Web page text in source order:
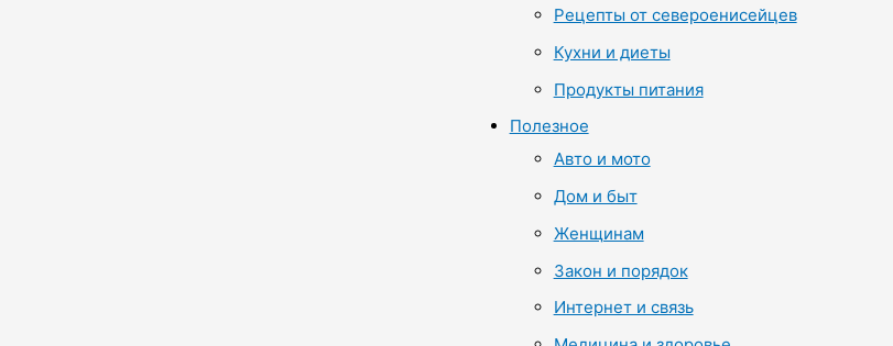
Рецепты от североенисейцев
Кухни и диеты
Продукты питания
Полезное
Авто и мото
Дом и быт
Женщинам
Закон и порядок
Интернет и связь